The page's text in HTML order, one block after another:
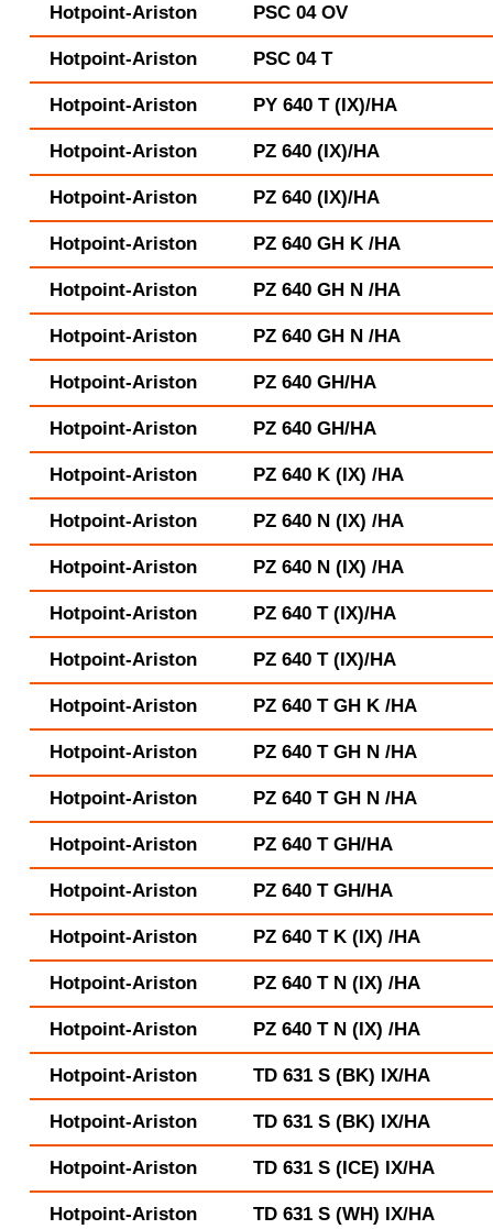
Hotpoint-Ariston PSC 04 OV
Hotpoint-Ariston PSC 04 T
Hotpoint-Ariston PY 640 T (IX)/HA
Hotpoint-Ariston PZ 640 (IX)/HA
Hotpoint-Ariston PZ 640 (IX)/HA
Hotpoint-Ariston PZ 640 GH K /HA
Hotpoint-Ariston PZ 640 GH N /HA
Hotpoint-Ariston PZ 640 GH N /HA
Hotpoint-Ariston PZ 640 GH/HA
Hotpoint-Ariston PZ 640 GH/HA
Hotpoint-Ariston PZ 640 K (IX) /HA
Hotpoint-Ariston PZ 640 N (IX) /HA
Hotpoint-Ariston PZ 640 N (IX) /HA
Hotpoint-Ariston PZ 640 T (IX)/HA
Hotpoint-Ariston PZ 640 T (IX)/HA
Hotpoint-Ariston PZ 640 T GH K /HA
Hotpoint-Ariston PZ 640 T GH N /HA
Hotpoint-Ariston PZ 640 T GH N /HA
Hotpoint-Ariston PZ 640 T GH/HA
Hotpoint-Ariston PZ 640 T GH/HA
Hotpoint-Ariston PZ 640 T K (IX) /HA
Hotpoint-Ariston PZ 640 T N (IX) /HA
Hotpoint-Ariston PZ 640 T N (IX) /HA
Hotpoint-Ariston TD 631 S (BK) IX/HA
Hotpoint-Ariston TD 631 S (BK) IX/HA
Hotpoint-Ariston TD 631 S (ICE) IX/HA
Hotpoint-Ariston TD 631 S (WH) IX/HA